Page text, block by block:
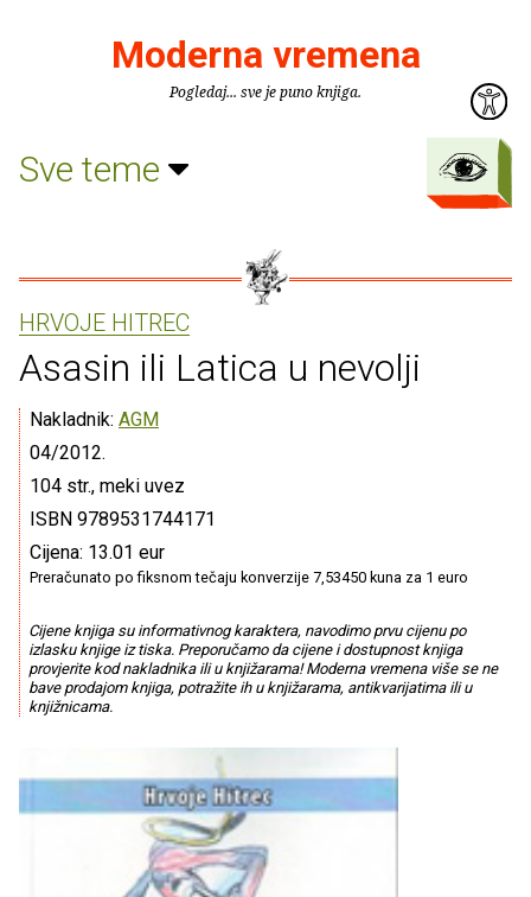
Moderna vremena
Pogledaj... sve je puno knjiga.
Sve teme
HRVOJE HITREC
Asasin ili Latica u nevolji
Nakladnik: AGM
04/2012.
104 str., meki uvez
ISBN 9789531744171
Cijena: 13.01 eur
Preračunato po fiksnom tečaju konverzije 7,53450 kuna za 1 euro
Cijene knjiga su informativnog karaktera, navodimo prvu cijenu po
izlasku knjige iz tiska. Preporučamo da cijene i dostupnost knjiga
provjerite kod nakladnika ili u knjižarama! Moderna vremena više se ne
bave prodajom knjiga, potražite ih u knjižarama, antikvarijatima ili u
knjižnicama.